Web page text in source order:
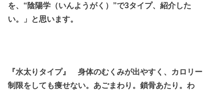
を、“陰陽学（いんようがく）”で3タイプ、紹介した
い。」と思います。
『水太りタイプ』 身体のむくみが出やすく、カロリー
制限をしても痩せない。あごまわり。鎖骨あたり。わ